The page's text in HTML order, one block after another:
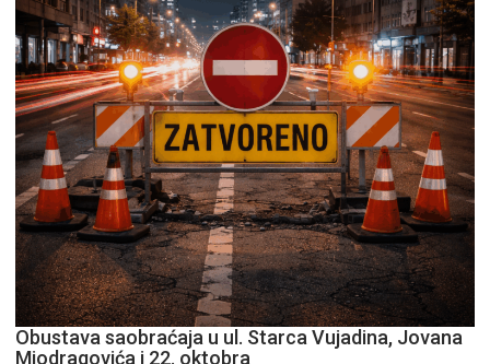
Obustava saobraćaja u ul. Starca Vujadina, Jovana
Miodragovića i 22. oktobra